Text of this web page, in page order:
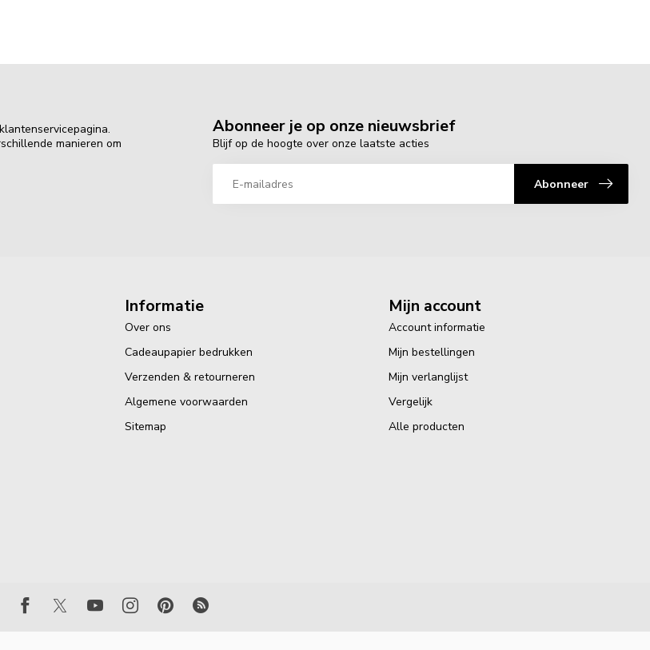
manieren om
Abonneer je op onze nieuwsbrief
Blijf op de hoogte over onze laatste acties
Abonneer
Informatie
Over ons
Cadeaupapier bedrukken
Verzenden & retourneren
Algemene voorwaarden
Sitemap
Mijn account
Account informatie
Mijn bestellingen
Mijn verlanglijst
Vergelijk
Alle producten